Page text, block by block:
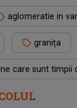
aglomeratie in
granița
care sunt timpii